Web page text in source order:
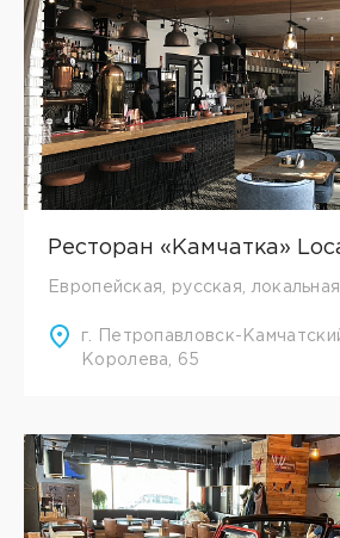
Ресторан «Камчатка»
Европейская, русская, локальная
г. Петропавловск-
Королева, 65